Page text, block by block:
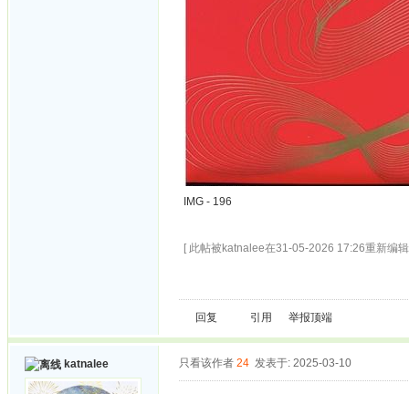
IMG - 196
[ 此帖被katnalee在31-05-2026 17:26重新编
回复 引用 举报顶端
katnalee 只看该作者 24 发表于: 2025-03-10